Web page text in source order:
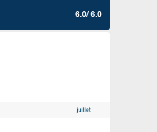
6.0/ 6.0
juillet